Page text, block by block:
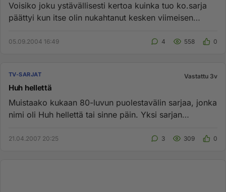
Voisiko joku ystävällisesti kertoa kuinka tuo ko.sarja
päättyi kun itse olin nukahtanut kesken viimeisen
05.09.2004 16:49 4 558 0
TV-SARJAT Vastattu 3v
Huh hellettä
Muistaako kukaan 80-luvun puolestavälin sarjaa, jonka
nimi oli Huh hellettä tai sinne päin. Yksi sarjan
21.04.2007 20:25 3 309 0